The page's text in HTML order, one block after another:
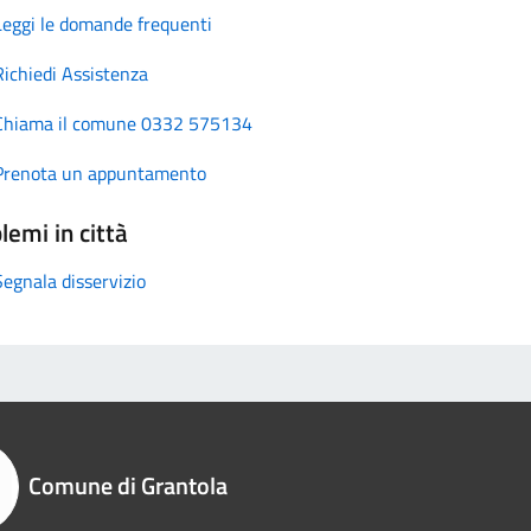
le domande frequenti
Assistenza
il comune 0332 575134
un appuntamento
in città
disservizio
Comune di Grantola